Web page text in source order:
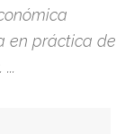
en práctica de